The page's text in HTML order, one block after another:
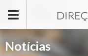
Notícias